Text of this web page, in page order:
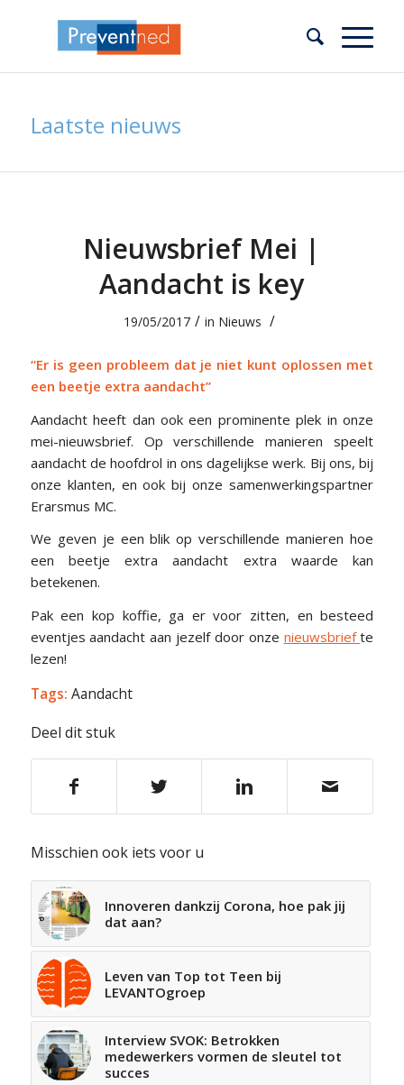
Laatste nieuws
Nieuwsbrief Mei |
Aandacht is key
19/05/2017 / in Nieuws /
“Er is geen probleem dat je niet kunt oplossen met
een beetje extra aandacht”
Aandacht heeft dan ook een prominente plek in onze
mei-nieuwsbrief. Op verschillende manieren speelt
aandacht de hoofdrol in ons dagelijkse werk. Bij ons, bij
onze klanten, en ook bij onze samenwerkingspartner
Erarsmus MC.
We geven je een blik op verschillende manieren hoe
een beetje extra aandacht extra waarde kan
betekenen.
Pak een kop koffie, ga er voor zitten, en besteed
eventjes aandacht aan jezelf door onze nieuwsbriefte
lezen!
Tags: Aandacht
Deel dit stuk
Misschien ook iets voor u
Innoveren dankzij Corona, hoe pak jij
dat aan?
Leven van Top tot Teen bij
LEVANTOgroep
Interview SVOK: Betrokken
medewerkers vormen de sleutel tot
succes